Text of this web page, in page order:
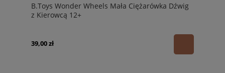
B.Toys Wonder Wheels Mała Ciężarówka Dźwig
z Kierowcą 12+
39,00 zł